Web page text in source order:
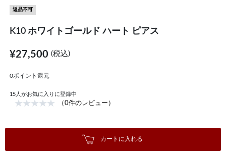
返品不可
K10 ホワイトゴールド ハート ピアス
¥27,500(税込)
0ポイント還元
15 人がお気に入りに登録中
（0件のレビュー）
カートに入れる